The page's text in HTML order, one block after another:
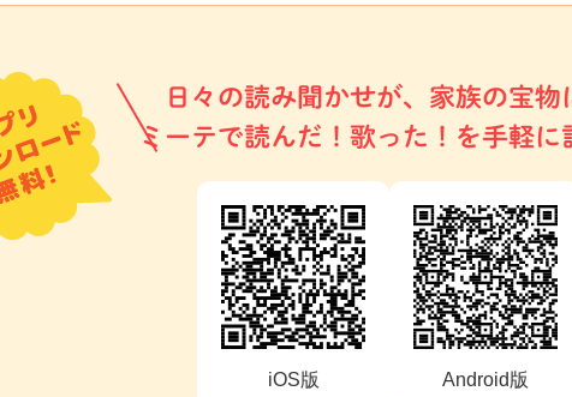
日々の読み聞かせが、家族の宝
ミーテで読んだ！歌った！を手軽に
iOS版 Android版